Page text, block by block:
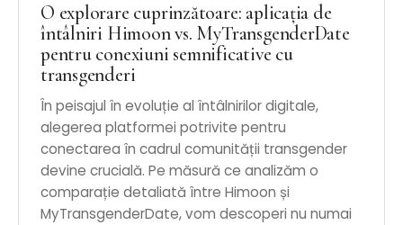
O explorare cuprinzătoare: aplicația de
întâlniri Himoon vs. MyTransgenderDate
pentru conexiuni semnificative cu
transgenderi
În peisajul în evoluție al întâlnirilor digitale,
alegerea platformei potrivite pentru
conectarea în cadrul comunității transgender
devine crucială. Pe măsură ce analizăm o
comparație detaliată între Himoon și
MyTransgenderDate, vom descoperi nu numai